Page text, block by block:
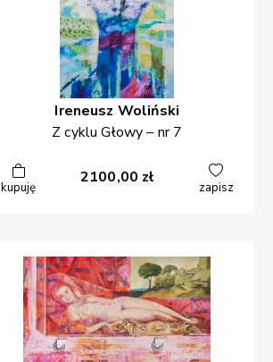
Ireneusz Woliński
Z cyklu Głowy – nr 7
kupuję
2100,00 zł
zapisz